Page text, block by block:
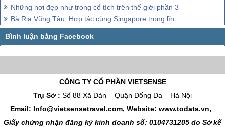
Những nơi đẹp như trong cổ tích trên thế giới phần 3
Bà Rịa Vũng Tàu: Hợp tác cùng Singapore trong lĩnh vực giàn khoan
CÔNG TY CỔ PHẦN VIETSENSE
Trụ Sở : Số 88 Xã Đàn – Quận Đống Đa – Hà Nội
Email: Info@vietsensetravel.com, Website: www.todata.vn,
Giấy chứng nhận đăng ký kinh doanh số: 0104731205 do Sở kế